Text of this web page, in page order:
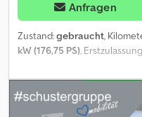
Anfragen
Zustand:gebraucht,
kW (176,75 PS),
2019, Ausstattung:ABS,
Stabilitätsprogramm
Traktionskontrolle,